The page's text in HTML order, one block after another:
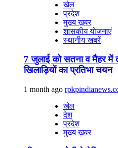
खेल
प्रदेश
मुख्य ख़बर
शासकीय योजनाएं
स्थानीय खबरें
7 जुलाई को सतना व मैहर में
खिलाड़ियों का प्रतिभा चयन
1 month ago
खेल
देश
प्रदेश
मुख्य ख़बर